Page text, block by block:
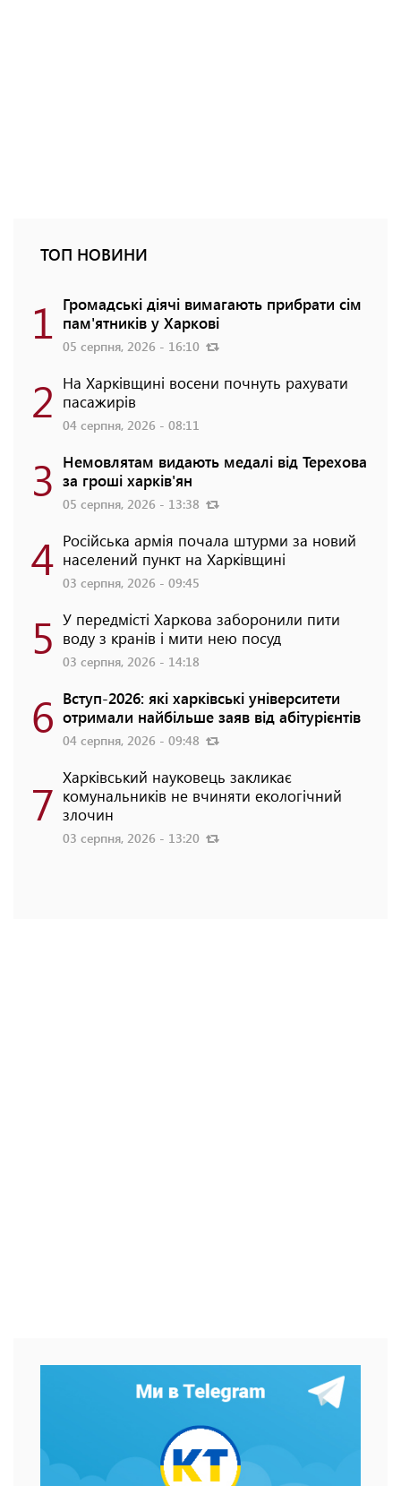
ТОП НОВИНИ
1 Громадські діячі вимагають прибрати сім
пам'ятників у Харкові
05 серпня, 2026 - 16:10
2 На Харківщині восени почнуть рахувати
пасажирів
04 серпня, 2026 - 08:11
3 Немовлятам видають медалі від Терехова
за гроші харків'ян
05 серпня, 2026 - 13:38
4 Російська армія почала штурми за новий
населений пункт на Харківщині
03 серпня, 2026 - 09:45
5 У передмісті Харкова заборонили пити
воду з кранів і мити нею посуд
03 серпня, 2026 - 14:18
6 Вступ-2026: які харківські університети
отримали найбільше заяв від абітурієнтів
04 серпня, 2026 - 09:48
7 Харківський науковець закликає
комунальників не вчиняти екологічний
злочин
03 серпня, 2026 - 13:20